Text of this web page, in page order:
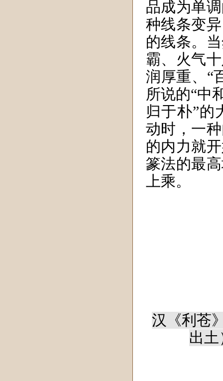
品成为单
种线条变
的线条。
霸、火气
润厚重、“
所说的“中
归于朴”的
动时，一
的内力就
篆法的最
上乘。
汉《利苍
出土